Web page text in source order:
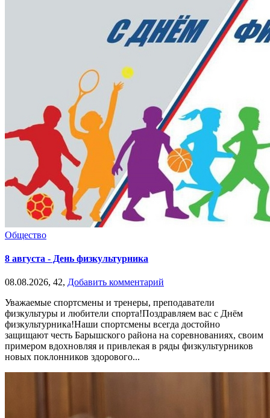
Общество
8 августа - День физкультурника
08.08.2026, 42, Добавить комментарий
Уважаемые спортсмены и тренеры, преподаватели
физкультуры и любители спорта!Поздравляем вас с Днём
физкультурника!Наши спортсмены всегда достойно
защищают честь Барышского района на соревнованиях, своим
примером вдохновляя и привлекая в ряды физкультурников
новых поклонников здорового...